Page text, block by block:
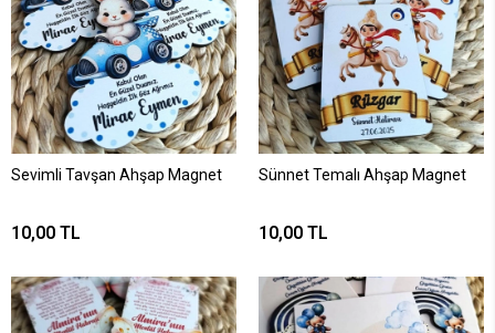
Sevimli Tavşan Ahşap Magnet
10,00 TL
Sünnet Temalı Ahşap Magnet
10,00 TL